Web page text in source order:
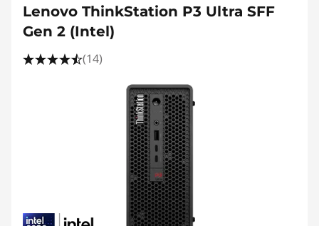
Lenovo ThinkStation P3 Ultra SFF
Gen 2 (Intel)
(14)